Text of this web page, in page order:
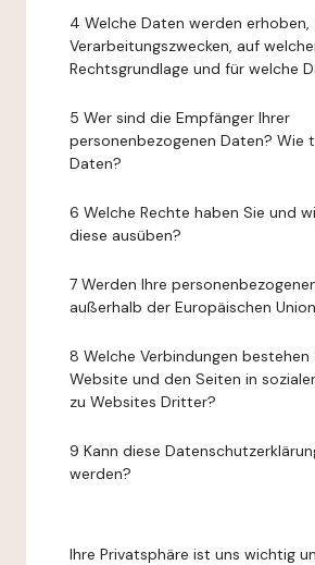
4 Welche Daten werden erhoben,
Verarbeitungszwecken, auf
Rechtsgrundlage und für welche
5 Wer sind die Empfänger Ihrer
personenbezogenen Daten? Wie
Daten?
6 Welche Rechte haben Sie und
diese ausüben?
7 Werden Ihre
außerhalb der Europäischen
8 Welche Verbindungen
Website und den Seiten in
zu Websites Dritter?
9 Kann diese
werden?
Ihre Privatsphäre ist uns wichtig